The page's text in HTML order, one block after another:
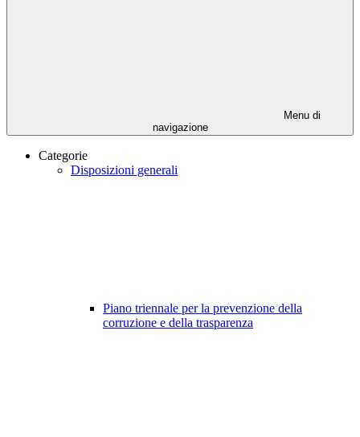
Menu di
navigazione
Categorie
Disposizioni generali
Piano triennale per la prevenzione della
corruzione e della trasparenza